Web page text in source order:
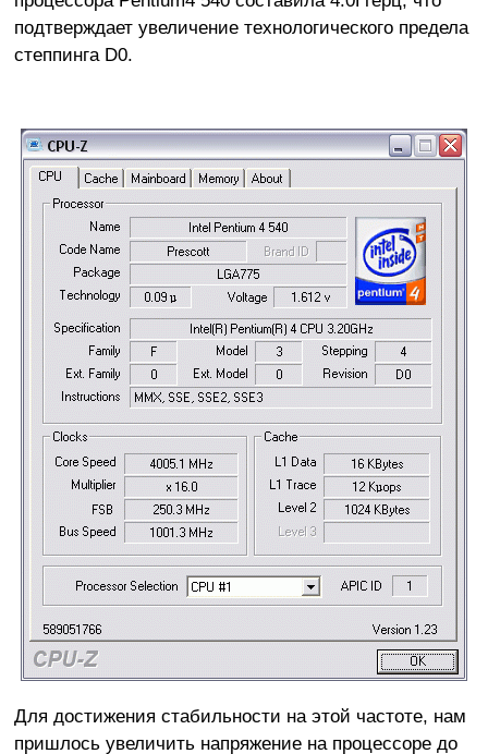
подтверждает увеличение технологического предела
степпинга D0.
Для достижения стабильности на этой частоте, нам
пришлось увеличить напряжение на процессоре до